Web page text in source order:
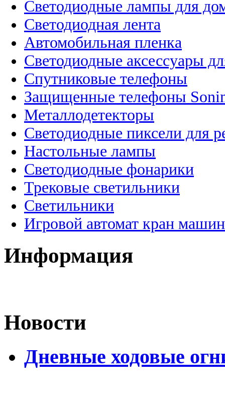
Светодиодные лампы для
Светодиодная лента
Автомобильная пленка
Светодиодные аксессуары
Спутниковые телефоны
Защищенные телефоны
Металлодетекторы
Светодиодные пиксели для
Настольные лампы
Светодиодные фонарики
Трековые светильники
Светильники
Игровой автомат кран
Информация
Новости
Дневные ходовые